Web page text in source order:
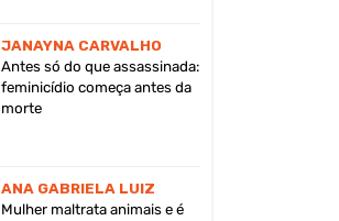
JANAYNA CARVALHO
Antes só do que assassinada:
feminicídio começa antes da
morte
ANA GABRIELA LUIZ
Mulher maltrata animais e é